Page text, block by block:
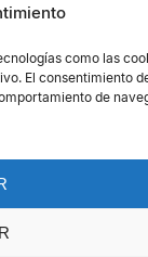
como las
El consentimiento
de